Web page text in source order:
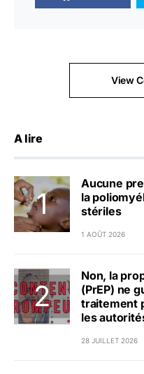
View
A lire
Aucune
la
stériles
1 AOÛT 2026
Non, la
(PrEP) ne
traitement
les
28 JUILLET 2026